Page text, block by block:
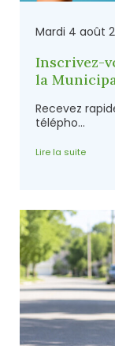
Mardi 4 août
Inscrivez-
la
Recevez
télépho...
Lire la suite